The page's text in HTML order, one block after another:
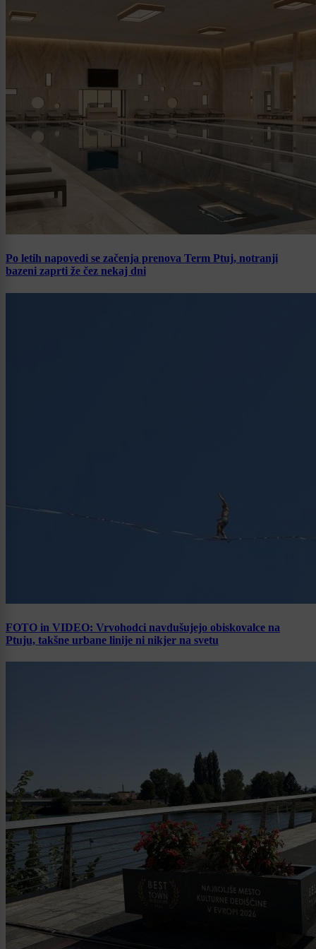
Po letih napovedi se začenja prenova Term Ptuj, notranji
bazeni zaprti že čez nekaj dni
FOTO in VIDEO: Vrvohodci navdušujejo obiskovalce na
Ptuju, takšne urbane linije ni nikjer na svetu